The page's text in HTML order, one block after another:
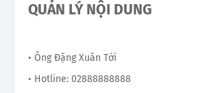
QUẢN LÝ NỘI DUNG
• Ông Đặng Xuân Tới
• Hotline: 02888888888